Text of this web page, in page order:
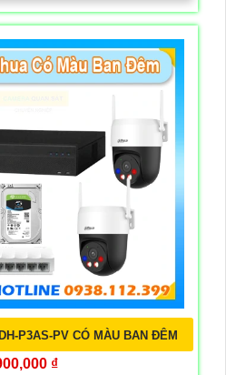
P3AS-PV CÓ MÀU BAN ĐÊM
₫